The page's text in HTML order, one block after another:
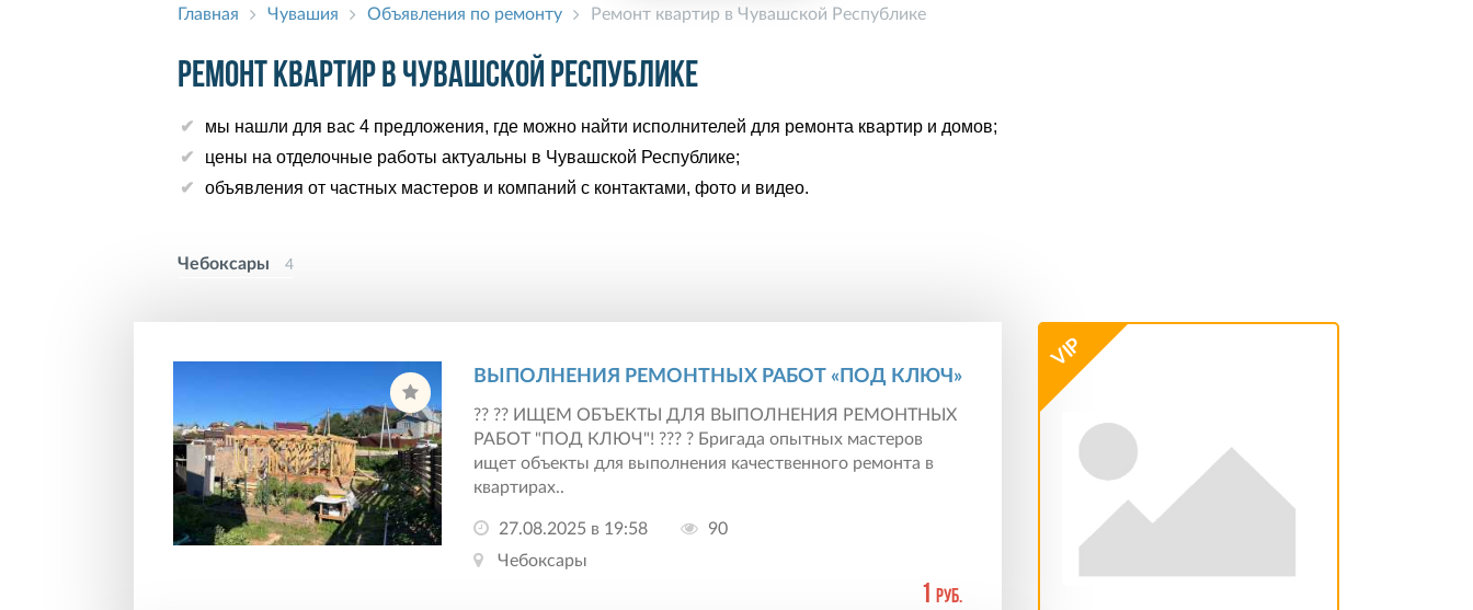
Главная Чувашия Объявления по ремонту Ремонт квартир в Чувашской Республике
Ремонт квартир в Чувашской Республике
мы нашли для вас 4 предложения, где можно найти исполнителей для ремонта квартир и домов;
цены на отделочные работы актуальны в Чувашской Республике;
объявления от частных мастеров и компаний с контактами, фото и видео.
Чебоксары 4
VIP
ВЫПОЛНЕНИЯ РЕМОНТНЫХ РАБОТ «ПОД КЛЮЧ»
?? ?? ИЩЕМ ОБЪЕКТЫ ДЛЯ ВЫПОЛНЕНИЯ РЕМОНТНЫХ
РАБОТ "ПОД КЛЮЧ"! ??? ? Бригада опытных мастеров
ищет объекты для выполнения качественного ремонта в
квартирах..
27.08.2025 в 19:58
90
Чебоксары
1 руб.